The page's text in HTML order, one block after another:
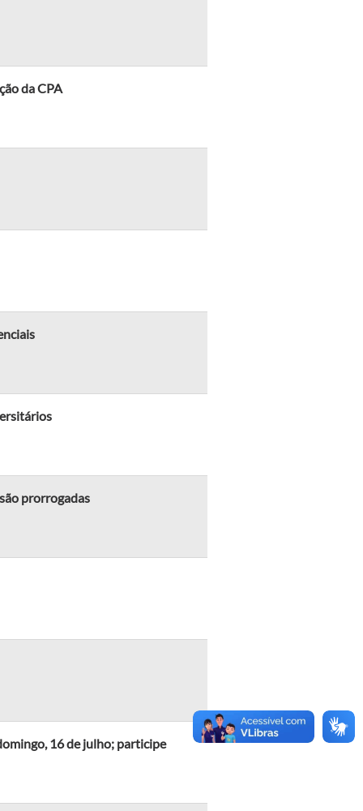
da CPA
prorrogadas
16 de julho; participe